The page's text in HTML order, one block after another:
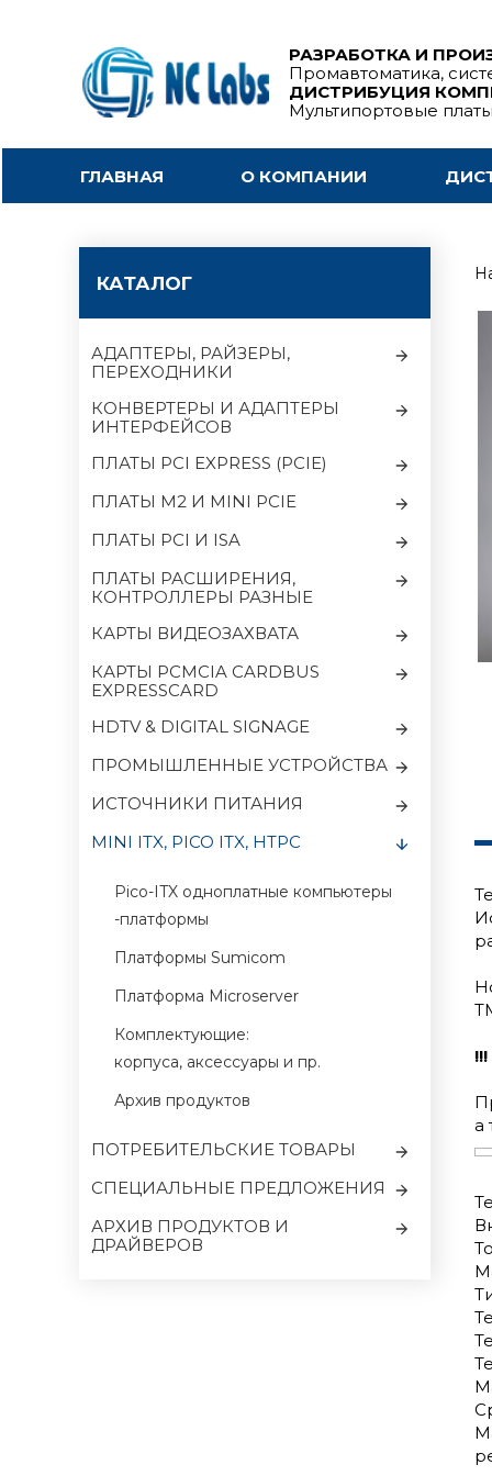
РАЗРАБОТКА И
Промавтоматика,
ДИСТРИБУЦИЯ
Мультипортовые
ГЛАВНАЯ О КОМПАНИИ
КАТАЛОГ
АДАПТЕРЫ, РАЙЗЕРЫ,
ПЕРЕХОДНИКИ
КОНВЕРТЕРЫ И АДАПТЕРЫ
ИНТЕРФЕЙСОВ
ПЛАТЫ PCI EXPRESS (PCIE)
ПЛАТЫ M2 И MINI PCIE
ПЛАТЫ PCI И ISA
ПЛАТЫ РАСШИРЕНИЯ,
КОНТРОЛЛЕРЫ РАЗНЫЕ
КАРТЫ ВИДЕОЗАХВАТА
КАРТЫ PCMCIA CARDBUS
EXPRESSCARD
HDTV & DIGITAL SIGNAGE
ПРОМЫШЛЕННЫЕ УСТРОЙСТВА
ИСТОЧНИКИ ПИТАНИЯ
MINI ITX, PICO ITX, HTPC
Pico-ITX одноплатные компьютеры
-платформы
Платформы Sumicom
Платформа Microserver
Комплектующие:
корпуса, аксессуары и пр.
Архив продуктов
ПОТРЕБИТЕЛЬСКИЕ ТОВАРЫ
CПЕЦИАЛЬНЫЕ ПРЕДЛОЖЕНИЯ
АРХИВ ПРОДУКТОВ И
ДРАЙВЕРОВ
а